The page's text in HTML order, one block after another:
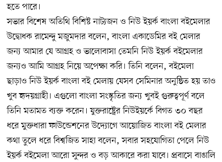
হতে পারে।
সভার বিশেষ অতিথি বিশিষ্ট নাট্যজন ও নিউ ইয়র্ক বাংলা বইমেলার
উদ্বোধক রামেন্দু মজুমদার বলেন, বাংলা একাডেমির বই মেলার
জন্য আমার যে আগ্রহ ও ভালোবাসা তেমনি নিউ ইয়র্ক বইমেলার
জন্যও আমি আগ্রহ নিয়ে অপেক্ষা করি। তিনি বলেন, বইমেলা
ছাড়াও নিউ ইয়র্ক বাংলা বই মেলায় যেসব সেমিনার অনুষ্ঠিত হয় তাও
খুব হৃদয়গ্রাহী। এগুলো বাংলা সংস্কৃতির জন্য খুবই গুরুত্বপূর্ণ বলে
তিনি মতামত ব্যক্ত করেন। যুক্তরাষ্ট্রের নিউইয়র্কে বিগত ৩০ বছর
ধরে মুক্তধারা ফাউন্ডেশনের উদ্যোগে আয়োজিত বাংলা বই মেলার
কথা তুলে ধরে বিশ্বজিত সাহা বলেন, সবার সহযোগিতা পেলে নিউ
ইয়র্ক বইমেলা আরো সুন্দর ও বড় আকারে করা যাবে। প্রবাসে বাঙালি